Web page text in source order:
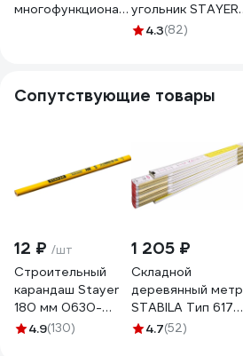
многофункциональный
покр-е,
угольник STAYER
Hercules 500 мм
4.3(82)
Сопутствующие товары
12 ₽ /шт
Строительный
карандаш Stayer
180 мм 0630-
18_z01
4.9(130)
1 205 ₽
Складной
деревянный метр
STABILA Тип 617
2м х 16мм 01128
4.7(52)